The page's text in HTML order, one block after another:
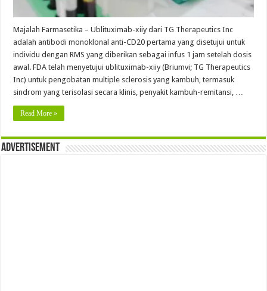
Majalah Farmasetika – Ublituximab-xiiy dari TG Therapeutics Inc
adalah antibodi monoklonal anti-CD20 pertama yang disetujui untuk
individu dengan RMS yang diberikan sebagai infus 1 jam setelah dosis
awal. FDA telah menyetujui ublituximab-xiiy (Briumvi; TG Therapeutics
Inc) untuk pengobatan multiple sclerosis yang kambuh, termasuk
sindrom yang terisolasi secara klinis, penyakit kambuh-remitansi, …
Read More »
Advertisement